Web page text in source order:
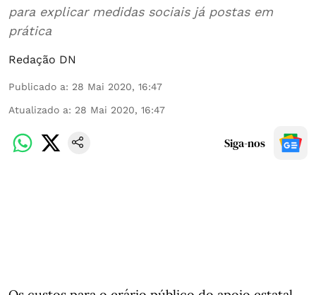
para explicar medidas sociais já postas em
prática
Redação DN
Publicado a: 28 Mai 2020, 16:47
Atualizado a: 28 Mai 2020, 16:47
Siga-nos